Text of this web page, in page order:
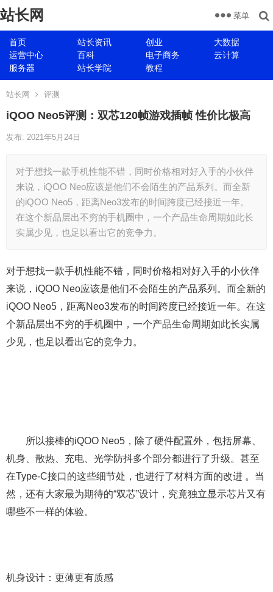
站长网
首页 站长资讯 创业
大数据
运营中心
百科 电子商务
云计算
服务器
站长学院 教程
菜单
站长网 评测
iQOO Neo5评测：双芯120帧游戏插帧 性价比极高
发布: 2021年5月24日
对于想找一款手机性能不错，同时价格相对好入手的小伙伴
来说，iQOO Neo应该是他们不会陌生的产品系列。而全新
的iQOO Neo5，距离Neo3发布的时间跨度已经接近一年。
在这个新品层出不穷的手机圈中，一个产品生命周期如此长
实属少见，也足以看出它的竞争力。
对于想找一款手机性能不错，同时价格相对好入手的小伙伴
来说，iQOO Neo应该是他们不会陌生的产品系列。而全新的
iQOO Neo5，距离Neo3发布的时间跨度已经接近一年。在这
个新品层出不穷的手机圈中，一个产品生命周期如此长实属
少见，也足以看出它的竞争力。
所以接棒的iQOO Neo5，除了硬件配置外，包括屏幕、
机身、散热、充电、光学防抖多个部分都进行了升级。甚至
在Type-C接口的这些细节处，也进行了材料方面的改进 。当
然，还有大家最为期待的“双芯”设计，究竟独立显示芯片又有
哪些不一样的体验。
机身设计：更薄更有质感